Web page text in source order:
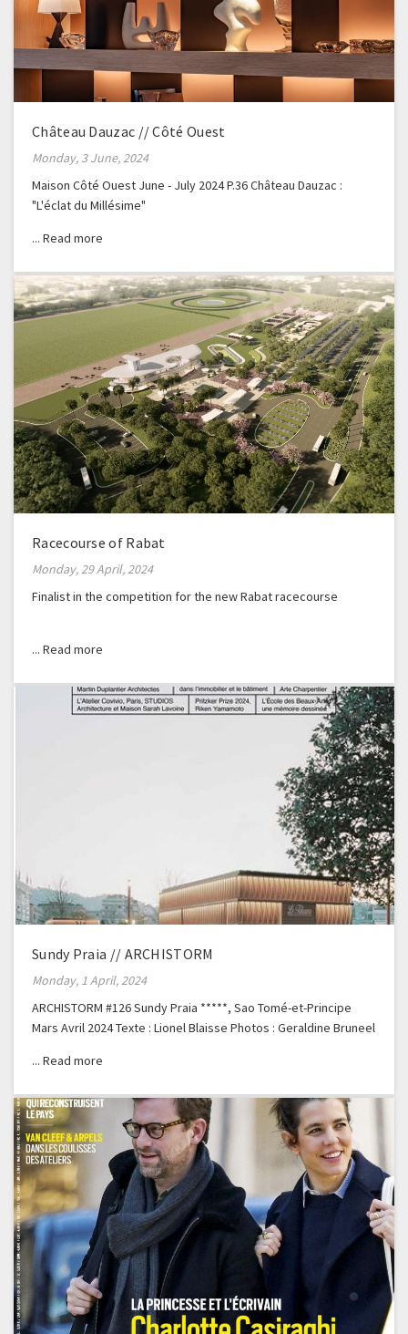
Château Dauzac // Côté Ouest
Monday, 3 June, 2024
Maison Côté Ouest June - July 2024 P.36 Château Dauzac :
"L'éclat du Millésime"
Racecourse of Rabat
Monday, 29 April, 2024
Finalist in the competition for the new Rabat racecourse
Sundy Praia // ARCHISTORM
Monday, 1 April, 2024
ARCHISTORM #126 Sundy Praia *****, Sao Tomé-et-Principe
Mars Avril 2024 Texte : Lionel Blaisse Photos : Geraldine Bruneel